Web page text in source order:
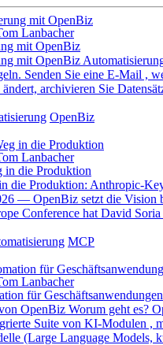
Lanbacher
mit OpenBiz
mit OpenBiz
Senden Sie eine E-Mail ,
archivieren Sie
OpenBiz
Lanbacher
in die Produktion
die Produktion: Anthropic-
— OpenBiz setzt die Vision
Conference hat David
MCP
Lanbacher
für Geschäftsanwendungen
OpenBiz Worum geht es?
Suite von KI-Modulen ,
(Large Language Models,